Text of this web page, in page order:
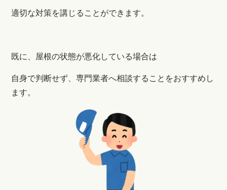
適切な対策を講じることができます。
既に、屋根の状態が悪化している場合は
自身で判断せず、専門業者へ相談することをおすすめし
ます。